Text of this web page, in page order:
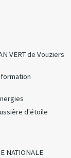
VERT de Vouziers
d'étoile
NATIONALE